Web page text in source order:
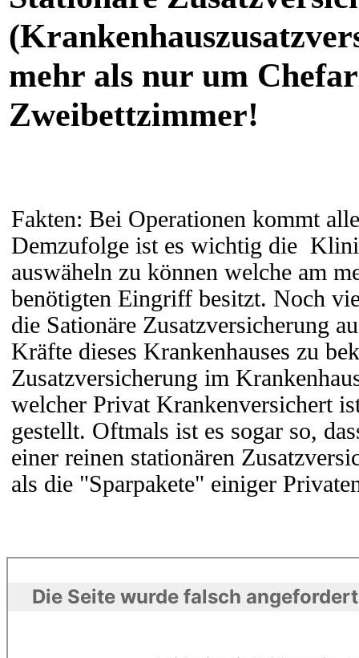
mehr als nur um
Zweibettzimmer!
Fakten: Bei Operationen kommt
Demzufolge ist es wichtig die
auswäheln zu können welche am
benötigten Eingriff besitzt. Noch
die Sationäre Zusatzversicherung
Kräfte dieses Krankenhauses zu
Zusatzversicherung im
welcher Privat Krankenversichert
gestellt. Oftmals ist es sogar so,
einer reinen stationären
als die "Sparpakete" einiger